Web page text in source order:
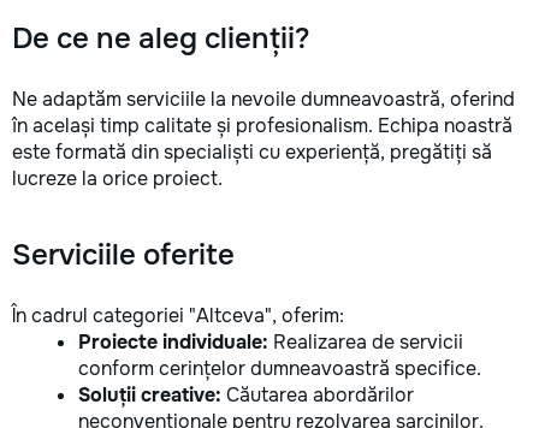
la fiecare detaliu. Contactați-ne
pentru o consultație gratuită și un
+373 603 31 178 Viber | WhatsApp
| Telegram Disponibili zilnic pentru
consultații și programări. Deviz
gratuit Consultanță profesională
Soluții pentru orice buget
responsabilitate. Transformăm
ideile în locuințe confortabile,
noastră – liniștea și confortul
dumneavoastră!
De ce ne aleg clienții?
Ne adaptăm serviciile la nevoile dumneavoastră, oferind
în același timp calitate și profesionalism. Echipa noastră
este formată din specialiști cu experiență, pregătiți să
lucreze la orice proiect.
Serviciile oferite
În cadrul categoriei "Altceva", oferim:
Proiecte individuale: Realizarea de servicii
conform cerințelor dumneavoastră specifice.
Soluții creative: Căutarea abordărilor
neconvenționale pentru rezolvarea sarcinilor.